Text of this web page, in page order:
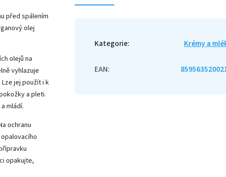
před spálením
olej
olejů na
vyhlazuje
jej použít i k
a pleti.
mládí.
ochranu
opakujte,
Kategorie: Krémy a
EAN: